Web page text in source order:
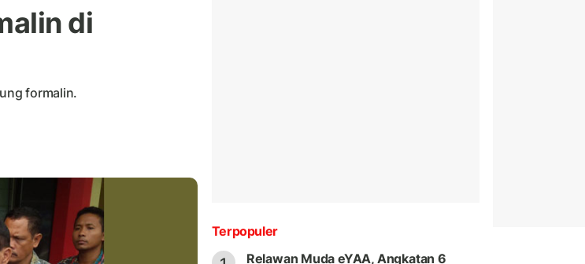
di
formalin.
Terpopuler
Relawan Muda eYAA, Angkatan 6